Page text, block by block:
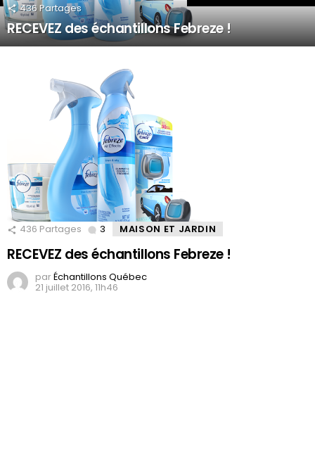
436 Partages
RECEVEZ des échantillons Febreze !
436 Partages 3 Comments
MAISON ET JARDIN
RECEVEZ des échantillons Febreze !
parÉchantillons Québec
21 juillet 2016, 11h46